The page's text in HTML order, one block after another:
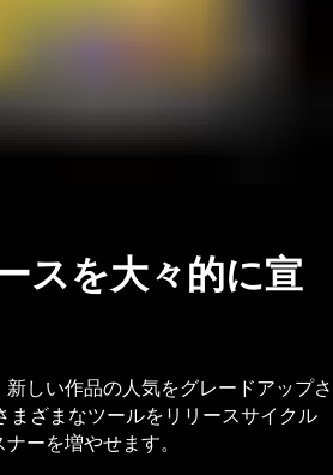
スを大々的に宣
しい作品の人気をグレードアップさ
ざまなツールをリリースサイクル
ーを増やせます。